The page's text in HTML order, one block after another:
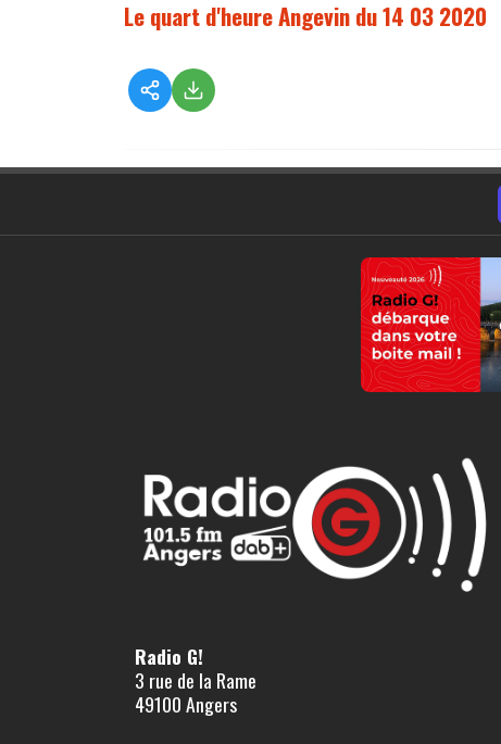
Le quart d'heure Angevin du 14 03 2020
Radio G!
3 rue de la Rame
49100 Angers